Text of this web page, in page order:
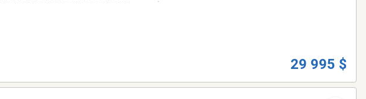
MARCHAND DE VR D'OCCASION EN
29 995 $